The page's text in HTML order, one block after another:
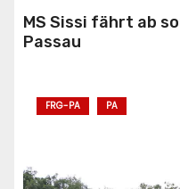
MS Sissi fährt ab
Passau
FRG-PA PA